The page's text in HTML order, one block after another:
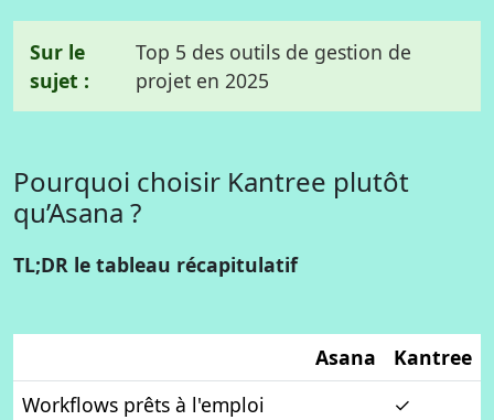
Sur le
sujet :
Top 5 des outils de gestion de
projet en 2025
Pourquoi choisir Kantree plutôt
qu’Asana ?
TL;DR le tableau récapitulatif
Asana
Kantree
Workflows prêts à l'emploi
✓